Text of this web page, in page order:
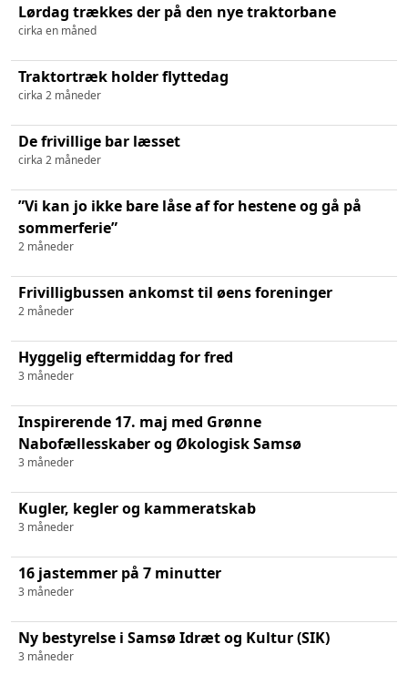
Lørdag trækkes der på den nye traktorbane
cirka en måned
Traktortræk holder flyttedag
cirka 2 måneder
De frivillige bar læsset
cirka 2 måneder
”Vi kan jo ikke bare låse af for hestene og gå på
sommerferie”
2 måneder
Frivilligbussen ankomst til øens foreninger
2 måneder
Hyggelig eftermiddag for fred
3 måneder
Inspirerende 17. maj med Grønne
Nabofællesskaber og Økologisk Samsø
3 måneder
Kugler, kegler og kammeratskab
3 måneder
16 jastemmer på 7 minutter
3 måneder
Ny bestyrelse i Samsø Idræt og Kultur (SIK)
3 måneder